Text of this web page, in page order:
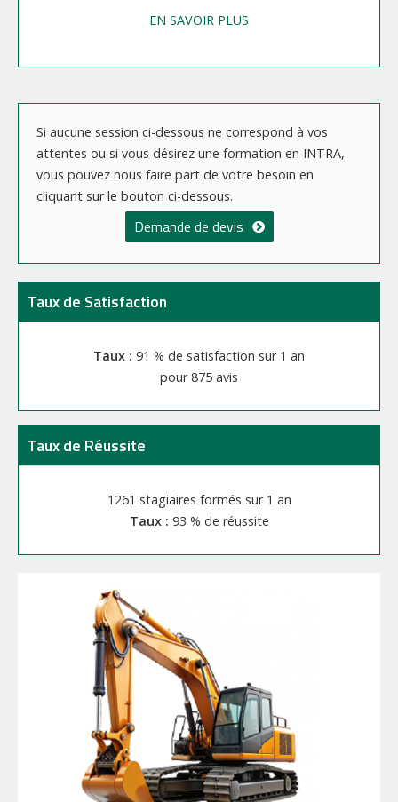
EN SAVOIR PLUS
Si aucune session ci-dessous ne correspond à vos
attentes ou si vous désirez une formation en INTRA,
vous pouvez nous faire part de votre besoin en
cliquant sur le bouton ci-dessous.
Demande de devis
Taux de Satisfaction
91 % de satisfaction sur 1 an
875 avis
Taux de Réussite
1261 stagiaires formés sur 1 an
93 % de réussite